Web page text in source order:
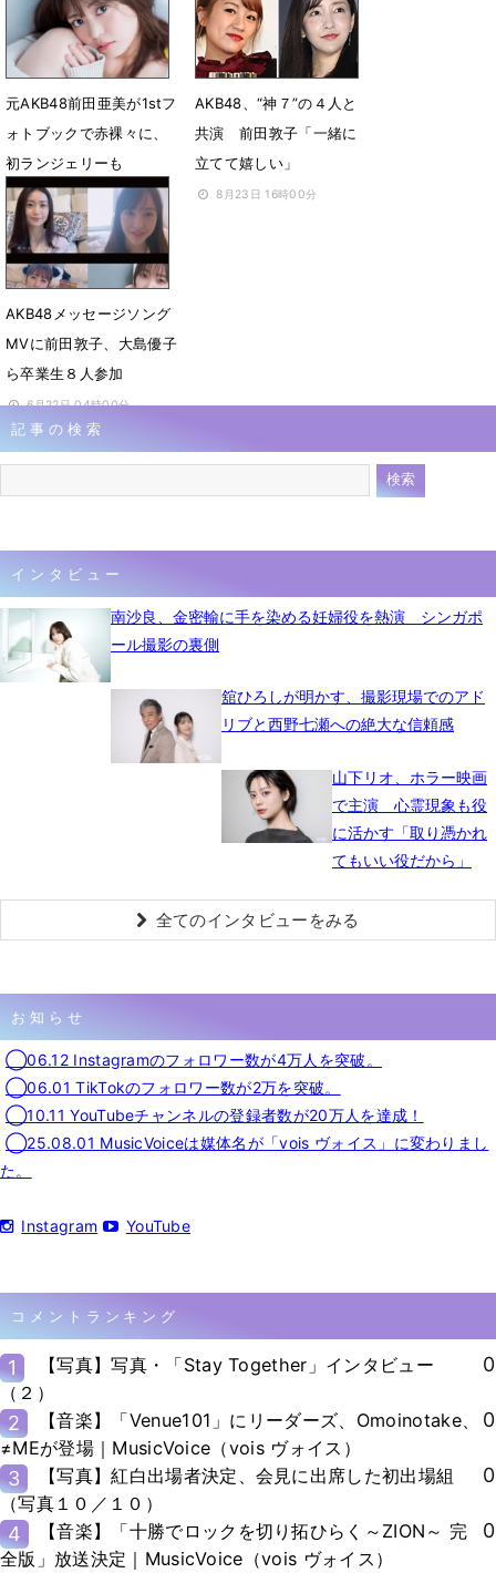
元AKB48前田亜美が1stフ
ォトブックで赤裸々に、
初ランジェリーも
9月7日 11時00分
AKB48、“神７”の４人と
共演 前田敦子「一緒に
立てて嬉しい」
8月23日 16時00分
AKB48メッセージソング
MVに前田敦子、大島優子
ら卒業生８人参加
6月22日 04時00分
記事の検索
インタビュー
南沙良、金密輸に手を染める妊婦役を熱演 シンガポ
ール撮影の裏側
舘ひろしが明かす、撮影現場でのアド
リブと西野七瀬への絶大な信頼感
山下リオ、ホラー映画
で主演 心霊現象も役
に活かす「取り憑かれ
てもいい役だから」
全てのインタビューをみる
お知らせ
◯06.12 Instagramのフォロワー数が4万人を突破。
◯06.01 TikTokのフォロワー数が2万を突破。
◯10.11 YouTubeチャンネルの登録者数が20万人を達成！
◯25.08.01 MusicVoiceは媒体名が「vois ヴォイス」に変わりまし
た。
Instagram YouTube
コメントランキング
1
【写真】写真・「Stay Together」インタビュー
（２）
0
2
【音楽】「Venue101」にリーダーズ、Omoinotake、
≠MEが登場｜MusicVoice（vois ヴォイス）
0
3
【写真】紅白出場者決定、会見に出席した初出場組
（写真１０／１０）
0
4
【音楽】「十勝でロックを切り拓ひらく～ZION～ 完
全版」放送決定｜MusicVoice（vois ヴォイス）
0